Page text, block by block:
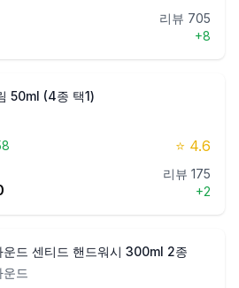
리뷰 705
+8
50ml (4종 택1)
⭐ 4.6
리뷰 175
+2
운드 센티드 핸드워시 300ml 2종
드